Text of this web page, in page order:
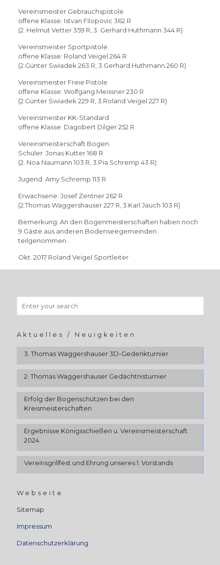
Vereinsmeister Gebrauchspistole
offene Klasse: Istvan Filopovic 362 R
(2. Helmut Vetter 359 R, 3. Gerhard Huthmann 344 R)
Vereinsmeister Sportpistole
offene Klasse: Roland Veigel 264 R
(2.Günter Swiadek 263 R, 3.Gerhard Huthmann 260 R)
Vereinsmeister Freie Pistole
offene Klasse: Wolfgang Meissner 230 R
(2.Günter Swiadek 229 R, 3.Roland Veigel 227 R)
Vereinsmeister KK-Standard
offene Klasse: Dagobert Dilger 252 R
Vereinsmeisterschaft Bogen
Schüler: Jonas Kutter 168 R
(2. Noa Naumann 103 R, 3.Pia Schremp 43 R)
Jugend: Amy Schremp 113 R
Erwachsene: Josef Zentner 262 R
(2.Thomas Waggershauser 227 R, 3.Karl Jauch 103 R)
Bemerkung: An den Bogenmeisterschaften haben noch
9 Gäste aus anderen Bodenseegemeinden
teilgenommen.
Okt. 2017 Roland Veigel Sportleiter
Aktuelles / Neuigkeiten
3. Thomas Waggershauser 3D-Gedenkturnier
2. Thomas Waggershauser Gedächtnisturnier
Erfolg der Bogenschützen bei den
Kreismeisterschaften
Ergebnisse Königsschießen u. Vereinsmeisterschaft
2024
Vereinsgrillfest und Ehrung unseres 1. Vorstands
Webseite
Sitemap
Impressum
Datenschutzerklärung